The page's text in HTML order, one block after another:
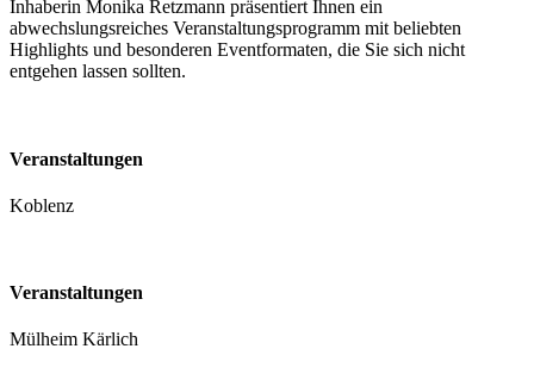
Inhaberin Monika Retzmann präsentiert Ihnen ein
abwechslungsreiches Veranstaltungsprogramm mit beliebten
Highlights und besonderen Eventformaten, die Sie sich nicht
entgehen lassen sollten.
Veranstaltungen
Koblenz
Veranstaltungen
Mülheim Kärlich